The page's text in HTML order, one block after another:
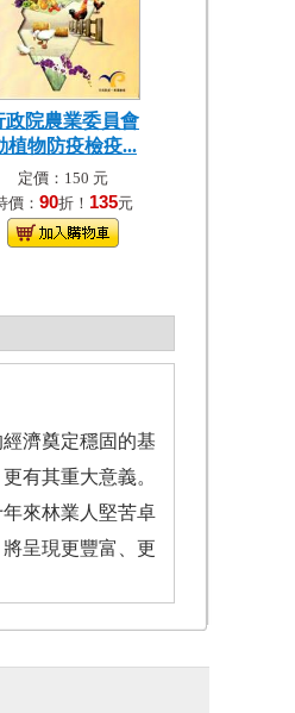
政院農業委員會
植物防疫檢疫...
定價：150 元
價： 90折！ 135元
濟奠定穩固的基
有其重大意義。
來林業人堅苦卓
呈現更豐富、更